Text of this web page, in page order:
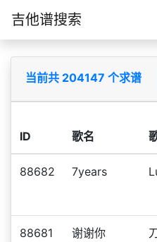
吉他谱搜索
当前共 204147 个求谱
ID 歌名
88682 7years
88681 谢谢你